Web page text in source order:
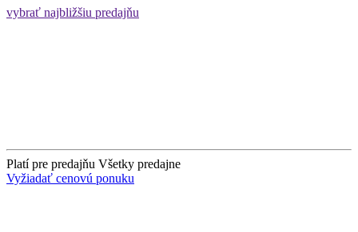
vybrať najbližšiu predajňu
Platí pre predajňu Všetky predajne
Vyžiadať cenovú ponuku